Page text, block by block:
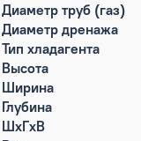
Диаметр труб (газ)
Диаметр дренажа
Тип хладагента
Высота
Ширина
Глубина
ШxГxВ